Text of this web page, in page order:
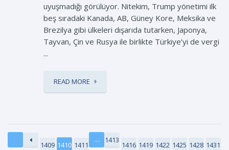
uyuşmadığı görülüyor. Nitekim, Trump yönetimi ilk
beş sıradaki Kanada, AB, Güney Kore, Meksika ve
Brezilya gibi ülkeleri dışarıda tutarken, Japonya,
Tayvan, Çin ve Rusya ile birlikte Türkiye’yi de vergi
...
READ MORE
1409 1410 1411
… 1413
1416 1419 1422 1425 1428 1431